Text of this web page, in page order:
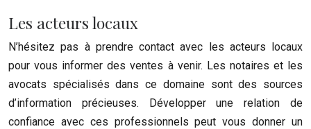
Les acteurs locaux
N’hésitez pas à prendre contact avec les acteurs locaux
pour vous informer des ventes à venir. Les notaires et les
avocats spécialisés dans ce domaine sont des sources
d’information précieuses. Développer une relation de
confiance avec ces professionnels peut vous donner un